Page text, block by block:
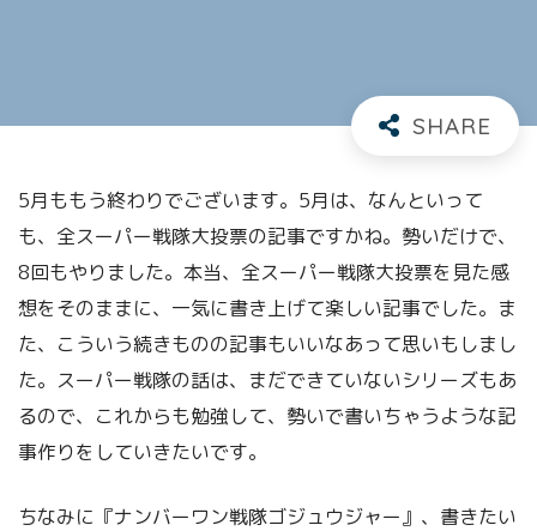
5月ももう終わりでございます。5月は、なんといって
も、全スーパー戦隊大投票の記事ですかね。勢いだけで、
8回もやりました。本当、全スーパー戦隊大投票を見た感
想をそのままに、一気に書き上げて楽しい記事でした。ま
た、こういう続きものの記事もいいなあって思いもしまし
た。スーパー戦隊の話は、まだできていないシリーズもあ
るので、これからも勉強して、勢いで書いちゃうような記
事作りをしていきたいです。
ちなみに『ナンバーワン戦隊ゴジュウジャー』、書きたい